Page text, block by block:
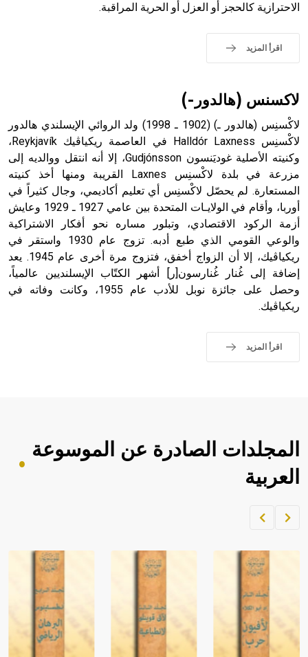
الاحترازية كالحجز أو العزل أو الحرية المراقبة.
اقرأ المزيد
لاكسنس (هالدور-)
لاكْسنِس (هالدور ـ) (1902 ـ 1998) ولد الروائي الإيسلندي هالدور
لاكْسنِس Halldór Laxness في العاصمة ريكياڤيك Reykjavík،
وكنيته الأصلية غوديَنسون Gudjónsson، إلا أنه انتقل ووالديه إلى
مزرعة في بلدة لاكْسنِس Laxnes القريبة ومنها أخذ كنيته
المستعارة. لم يحصّل لاكْسنِس أي تعليم أكاديمي، وجال كثيراً في
أوربا، وأقام في الولايـات المتحدة بين عامي 1927 ـ 1929 وعايش
أزمة الركود الاقتصادي، وتبلور مساره نحو أفكار الاشتراكية
والوعي القومي الذي طبع أدبه. تزوج عام 1930 واستقر في
ريكياڤيك، إلا أن الزواج أخفق، فتزوج مرة أخرى عام 1945. يعد
إضافة إلى غُنار غُنارسون[ر] أشهر الكتّاب الإيسلنديين عالمياً،
وحصل على جائزة نوبل للأدب عام 1955، وكانت وفاته في
ريكياڤيك.
اقرأ المزيد
المجلدات الصادرة عن الموسوعة
العربية